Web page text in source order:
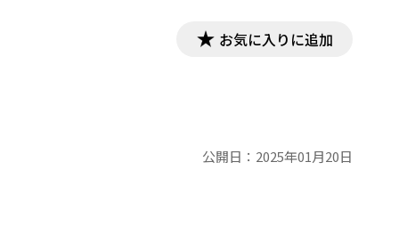
お気に入りに追加
公開日： 2025年01月20日